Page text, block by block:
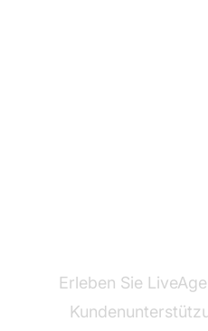
Erleben Sie